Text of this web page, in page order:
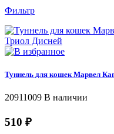
Фильтр
Туннель для кошек Марвел
20911009 В наличии
510 ₽